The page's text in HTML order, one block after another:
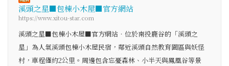
溪頭之星■包棟小木屋■官方網站
https://www.xitou-star.com
溪頭之星■包棟小木屋■官方網站‧位於南投鹿谷的「溪頭之
星」為人氣溪頭包棟小木屋民宿，鄰近溪頭自然教育園區與妖怪
村，車程僅約2公里。周邊包含忘憂森林、小半天與鳳凰谷等景